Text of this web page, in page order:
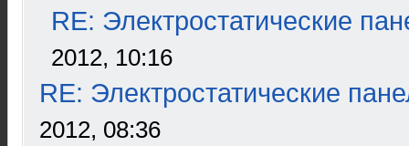
RE: Электростатические
2012, 10:16
RE: Электростатические
2012, 08:36